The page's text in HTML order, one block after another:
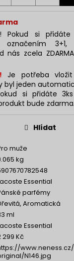
Pokud si
3+1,
nás zcela
Je potřeba
byl jeden
si přidáte
bude zdarma.
muže
kg
Essential
parfémy
Aromatická
ml
Essential
299 Kč
N146.jpg
Hlídat